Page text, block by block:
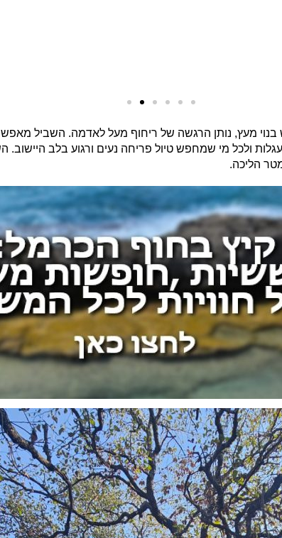
מעץ, נותן הרגשה של ריחוף מעל לאדמה. השביל
ולכל מי שמחפש טיול פריחה נעים ורגוע בלב
הליכה.